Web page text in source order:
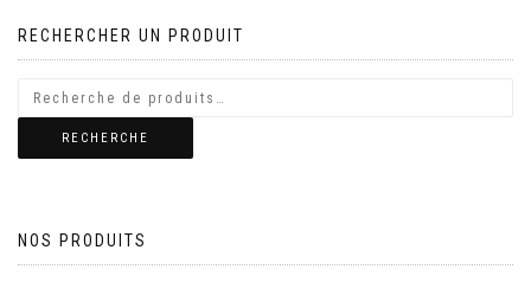
l’article
RECHERCHER UN PRODUIT
RECHERCHE
NOS PRODUITS